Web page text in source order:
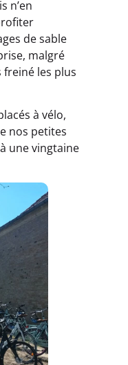
n’en
de sable
malgré
freiné les plus
à vélo,
nos petites
une vingtaine